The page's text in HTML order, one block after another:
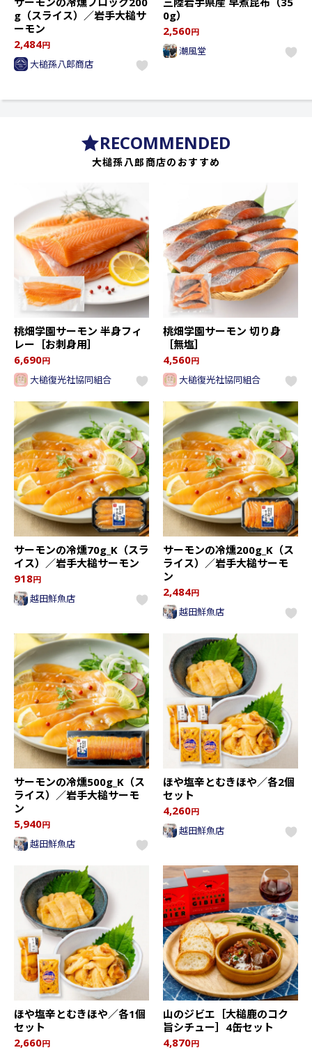
g（スライス）／岩手大槌サ
ーモン
2,484円
大槌孫八郎商店
0g）
2,560円
潮風堂
RECOMMENDED
大槌孫八郎商店のおすすめ
桃畑学園サーモン 半身フィ
レー［お刺身用］
6,690円
大槌復光社協同組合
桃畑学園サーモン 切り身
［無塩］
4,560円
大槌復光社協同組合
サーモンの冷燻70g_K（スラ
イス）／岩手大槌サーモン
918円
越田鮮魚店
サーモンの冷燻200g_K（ス
ライス）／岩手大槌サーモ
ン
2,484円
越田鮮魚店
サーモンの冷燻500g_K（ス
ライス）／岩手大槌サーモ
ン
5,940円
越田鮮魚店
ほや塩辛とむきほや／各2個
セット
4,260円
越田鮮魚店
ほや塩辛とむきほや／各1個
セット
2,660円
山のジビエ［大槌鹿のコク
旨シチュー］4缶セット
4,870円